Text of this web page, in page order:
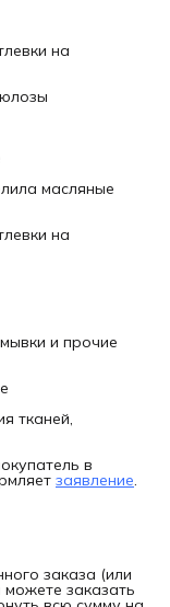
на
масляные
на
и прочие
тканей,
в
заявление.
заказа (или
заказать